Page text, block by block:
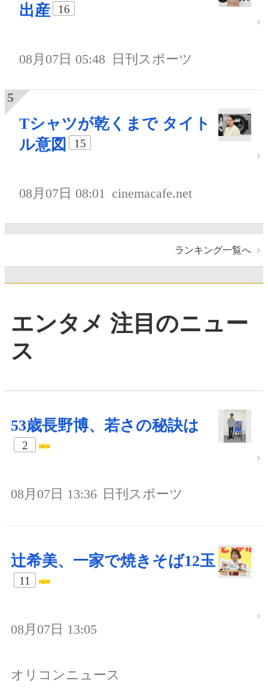
出産
16
08月07日 05:48 日刊スポーツ
Tシャツが乾くまで タイト
ル意図
15
08月07日 08:01 cinemacafe.net
ランキング一覧へ
エンタメ 注目のニュー
ス
53歳長野博、若さの秘訣は
2
08月07日 13:36 日刊スポーツ
辻希美、一家で焼きそば12玉
11
08月07日 13:05
オリコンニュース